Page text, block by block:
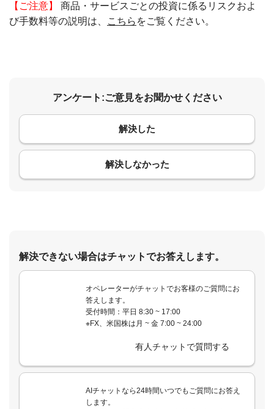
【ご注意】
商品・サービスごとの投資に係るリスクおよ
び手数料等の説明は、
こちら をご覧ください。
アンケート:ご意見をお聞かせください
解決した
解決しなかった
コメント
解決できない場合はチャットでお答えします。
オペレーターがチャットでお客様のご質問にお
答えします。
受付時間：平日 8:30 ~ 17:00
※FX、米国株は月 ~ 金 7:00 ~ 24:00
有人チャットで質問する
AIチャットなら24時間いつでもご質問にお答え
します。